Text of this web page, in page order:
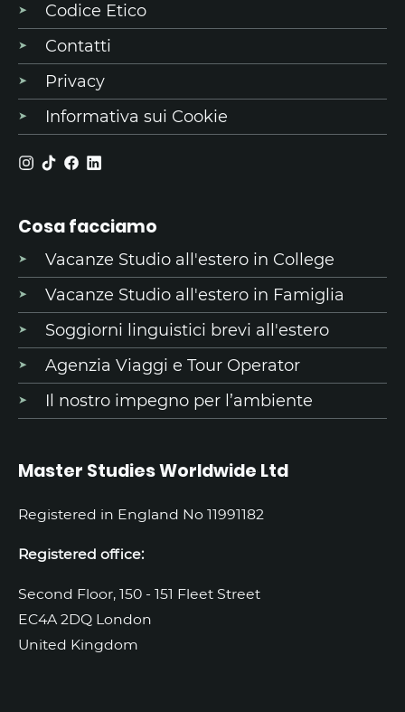
Codice Etico
Contatti
Privacy
Informativa sui Cookie
Cosa facciamo
Vacanze Studio all'estero in College
Vacanze Studio all'estero in Famiglia
Soggiorni linguistici brevi all'estero
Agenzia Viaggi e Tour Operator
Il nostro impegno per l’ambiente
Master Studies Worldwide Ltd
Registered in England No 11991182
Registered office:
Second Floor, 150 - 151 Fleet Street
EC4A 2DQ London
United Kingdom